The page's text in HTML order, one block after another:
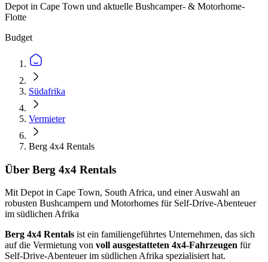
Depot in Cape Town und aktuelle Bushcamper- & Motorhome-
Flotte
Budget
Südafrika
Vermieter
Berg 4x4 Rentals
Über Berg 4x4 Rentals
Mit Depot in Cape Town, South Africa, und einer Auswahl an
robusten Bushcampern und Motorhomes für Self-Drive-Abenteuer
im südlichen Afrika
Berg 4x4 Rentals ist ein familiengeführtes Unternehmen, das sich
auf die Vermietung von voll ausgestatteten 4x4-Fahrzeugen für
Self-Drive-Abenteuer im südlichen Afrika spezialisiert hat.